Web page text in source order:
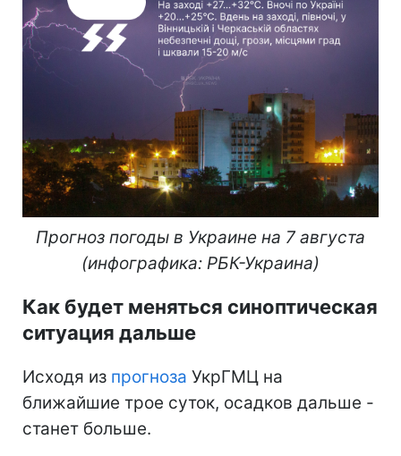
Прогноз погоды в Украине на 7 августа
(инфографика: РБК-Украина)
Как будет меняться синоптическая
ситуация дальше
Исходя из прогноза УкрГМЦ на
ближайшие трое суток, осадков дальше -
станет больше.